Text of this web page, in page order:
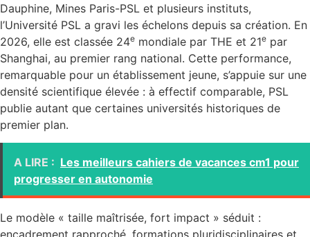
Dauphine, Mines Paris-PSL et plusieurs instituts,
l’Université PSL a gravi les échelons depuis sa création. En
2026, elle est classée 24e mondiale par THE et 21e par
Shanghai, au premier rang national. Cette performance,
remarquable pour un établissement jeune, s’appuie sur une
densité scientifique élevée : à effectif comparable, PSL
publie autant que certaines universités historiques de
premier plan.
A LIRE : Les meilleurs cahiers de vacances cm1 pour
progresser en autonomie
Le modèle « taille maîtrisée, fort impact » séduit :